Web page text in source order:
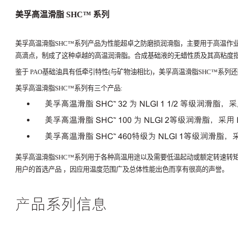
美孚高温滑脂 SHC™️ 系列
美孚高温滑脂SHC™️系列产品为性能超卓之防磨损润滑脂，主要用于高温作
高滴点，制成了这种卓越的高温润滑脂。合成基础液的无蜡性质及其高粘度
鉴于 PAO基础油具有低牵引特性(与矿物油相比)，美孚高温滑脂SHC™️系列
美孚高温滑脂SHC™️系列有三个产品:
美孚高温滑脂SHC™️ 32 为 NLGI 1 1/2 等级润滑脂，采
美孚高温滑脂SHC™️ 100 为 NLGI 2等级润滑脂，采用
美孚高温滑脂SHC™️460特级为 NLGI 1 等级润滑脂，
美孚高温滑脂SHC™️系列用于各种高温用途以及需要低温起动或额定转速转
用户的首选产品 ，因应用温度范围广及总体性能出色而享有很高的声誉。
产品系列信息